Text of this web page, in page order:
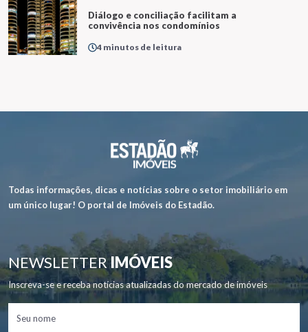
Diálogo e conciliação facilitam a
convivência nos condomínios
4 minutos de leitura
Todas informações, dicas e notícias sobre o setor imobiliário em
um único lugar! O portal de Imóveis do Estadão.
NEWSLETTERIMÓVEIS
Inscreva-se e receba notícias atualizadas do mercado de imóveis